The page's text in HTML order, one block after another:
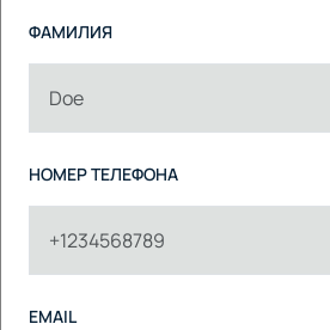
ФАМИЛИЯ
НОМЕР ТЕЛЕФОНА
EMAIL